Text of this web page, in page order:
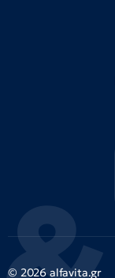
© 2026 alfavita.gr